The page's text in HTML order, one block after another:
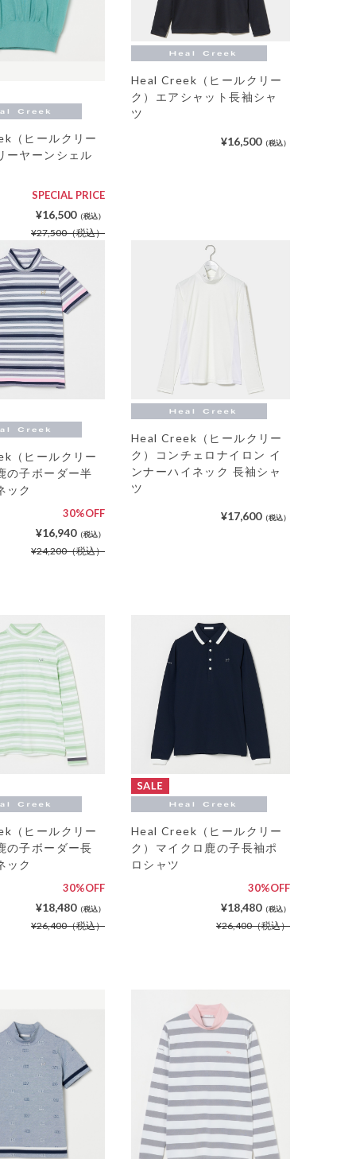
（ヒールクリー
ーヤーンシェル
SPECIAL PRICE
¥16,500（税込）
¥27,500（税込）
Heal Creek（ヒールクリー
ク）エアシャット長袖シャ
ツ
¥16,500（税込）
（ヒールクリー
の子ボーダー半
ック
30%OFF
¥16,940（税込）
¥24,200（税込）
Heal Creek（ヒールクリー
ク）コンチェロナイロン イ
ンナーハイネック 長袖シャ
ツ
¥17,600（税込）
（ヒールクリー
の子ボーダー長
ック
30%OFF
¥18,480（税込）
¥26,400（税込）
Heal Creek（ヒールクリー
ク）マイクロ鹿の子長袖ポ
ロシャツ
30%OFF
¥18,480（税込）
¥26,400（税込）